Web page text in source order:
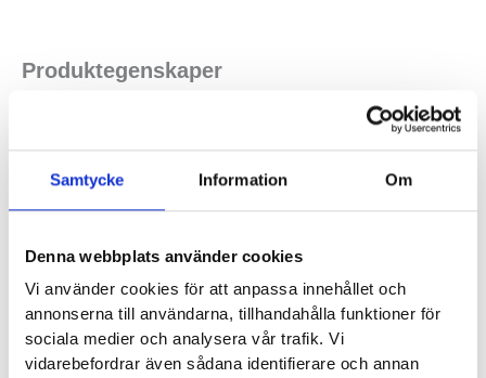
Samtycke Information Om
Denna webbplats använder cookies
Vi använder cookies för att anpassa innehållet och
annonserna till användarna, tillhandahålla funktioner för
sociala medier och analysera vår trafik. Vi
vidarebefordrar även sådana identifierare och annan
Produktegenskaper
Komfort och dämpning i kombination med en grovt mönstrad
Agility Peak 5 ett bra val. Den kommer också vara ett fint
tål många mil i blandad terräng. Allsidig trailsko med utmärkt
komfort.
Läst:Normal
Fotvalv:Normala